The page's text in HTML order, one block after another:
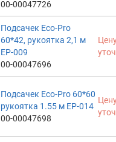
00-00047726
Подсачек Eco-Pro
60*42, рукоятка 2,1 м
EP-009
00-00047696
Подсачек Eco-Pro 60*60
рукоятка 1.55 м EP-014
00-00047698